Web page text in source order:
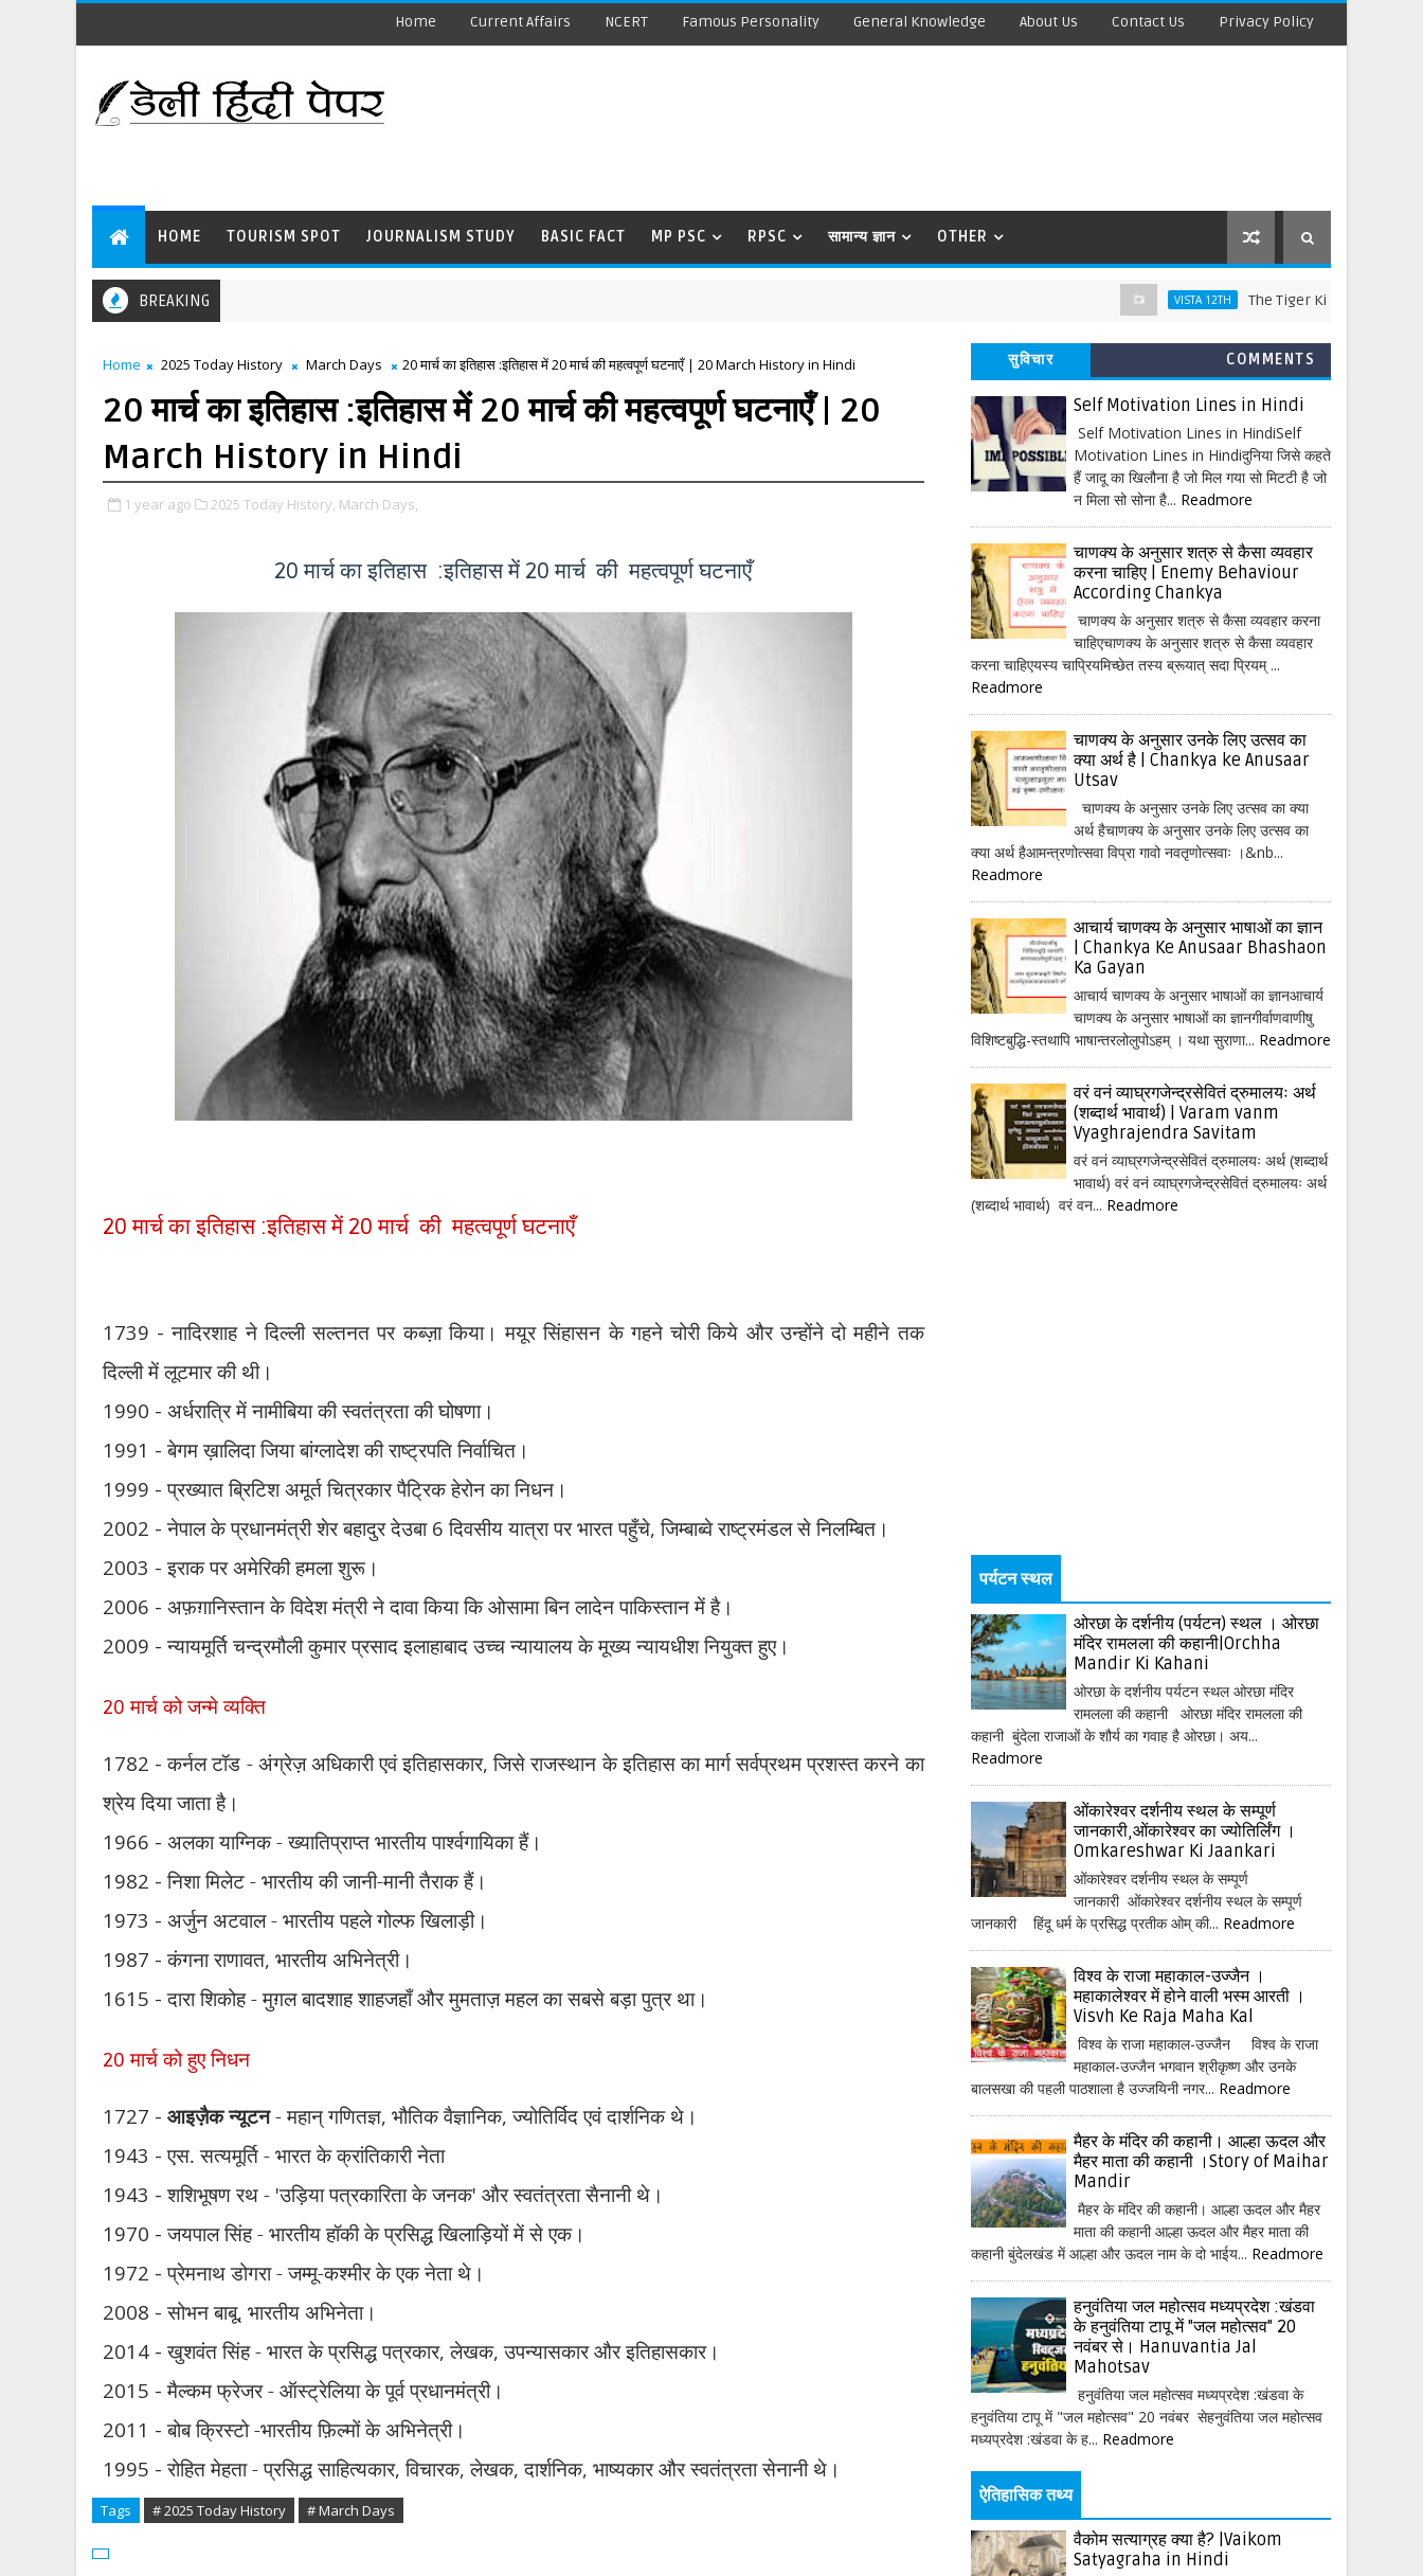
Home Current Affairs NCERT Famous Personality General Knowledge About Us Contact Us Privacy Policy
HOME TOURISM SPOT JOURNALISM STUDY BASIC FACT MP PSC RPSC सामान्य ज्ञान OTHER
BREAKING VISTA 12TH The Tiger King Words Meaning
Home 2025 Today History March Days 20 मार्च का इतिहास :इतिहास में 20 मार्च की महत्वपूर्ण घटनाएँ | 20 March History in Hindi
20 मार्च का इतिहास :इतिहास में 20 मार्च की महत्वपूर्ण घटनाएँ | 20
March History in Hindi
1 year ago 2025 Today History, March Days,
20 मार्च का इतिहास :इतिहास में 20 मार्च की महत्वपूर्ण घटनाएँ
20 मार्च का इतिहास :इतिहास में 20 मार्च की महत्वपूर्ण घटनाएँ
1739 -नादिरशाह ने दिल्ली सल्तनत पर कब्ज़ा किया। मयूर सिंहासन के गहने चोरी किये और उन्होंने दो महीने तक
दिल्ली में लूटमार की थी।
1990 - अर्धरात्रि में नामीबिया की स्वतंत्रता की घोषणा।
1991 -बेगम ख़ालिदा जिया बांग्लादेश की राष्ट्रपति निर्वाचित।
1999 -प्रख्यात ब्रिटिश अमूर्त चित्रकार पैट्रिक हेरोन का निधन।
2002 -नेपाल के प्रधानमंत्री शेर बहादुर देउबा 6 दिवसीय यात्रा पर भारत पहुँचे,जिम्बाब्वे राष्ट्रमंडल से निलम्बित।
2003 -इराक पर अमेरिकी हमला शुरू।
2006 - अफ़ग़ानिस्तान के विदेश मंत्री ने दावा किया कि ओसामा बिन लादेन पाकिस्तान में है।
2009 -न्यायमूर्ति चन्द्रमौली कुमार प्रसाद इलाहाबाद उच्च न्यायालय के मूख्य न्यायधीश नियुक्त हुए।
20 मार्च को जन्मे व्यक्ति
1782 -कर्नल टॉड - अंग्रेज़ अधिकारी एवं इतिहासकार,जिसे राजस्थान के इतिहास का मार्ग सर्वप्रथम प्रशस्त करने का
श्रेय दिया जाता है।
1966 - अलका याग्निक - ख्यातिप्राप्त भारतीय पार्श्वगायिका हैं।
1982 -निशा मिलेट - भारतीय की जानी-मानी तैराक हैं।
1973 - अर्जुन अटवाल - भारतीय पहले गोल्फ खिलाड़ी।
1987 -कंगना राणावत, भारतीय अभिनेत्री।
1615 -दारा शिकोह - मुग़ल बादशाह शाहजहाँ और मुमताज़ महल का सबसे बड़ा पुत्र था।
20 मार्च को हुए निधन
1727 - आइज़ैक न्यूटन- महान् गणितज्ञ, भौतिक वैज्ञानिक,ज्योतिर्विद एवं दार्शनिक थे।
1943 -एस. सत्यमूर्ति - भारत के क्रांतिकारी नेता
1943 -शशिभूषण रथ - 'उड़िया पत्रकारिता के जनक' और स्वतंत्रता सैनानी थे।
1970 -जयपाल सिंह - भारतीय हॉकी के प्रसिद्ध खिलाड़ियों में से एक।
1972 -प्रेमनाथ डोगरा - जम्मू-कश्मीर के एक नेता थे।
2008 -सोभन बाबू, भारतीय अभिनेता।
2014 -खुशवंत सिंह - भारत के प्रसिद्ध पत्रकार,लेखक,उपन्यासकार और इतिहासकार।
2015 -मैल्कम फ्रेजर - ऑस्ट्रेलिया के पूर्व प्रधानमंत्री।
2011 -बोब क्रिस्टो -भारतीय फ़िल्मों के अभिनेत्री।
1995 -रोहित मेहता - प्रसिद्ध साहित्यकार,विचारक,लेखक‍, दार्शनिक, भाष्यकार और स्वतंत्रता सेनानी थे।
Tags # 2025 Today History # March Days
सुविचार COMMENTS
Self Motivation Lines in Hindi
Self Motivation Lines in HindiSelf
Motivation Lines in Hindiदुनिया जिसे कहते
हैं जादू का खिलौना है जो मिल गया सो मिटटी है जो
न मिला सो सोना है... Readmore
चाणक्य के अनुसार शत्रु से कैसा व्यवहार
करना चाहिए | Enemy Behaviour
According Chankya
चाणक्य के अनुसार शत्रु से कैसा व्यवहार करना
चाहिएचाणक्य के अनुसार शत्रु से कैसा व्यवहार
करना चाहिएयस्य चाप्रियमिच्छेत तस्य ब्रूयात् सदा प्रियम् ...
Readmore
चाणक्य के अनुसार उनके लिए उत्सव का
क्या अर्थ है | Chankya ke Anusaar
Utsav
चाणक्य के अनुसार उनके लिए उत्सव का क्या
अर्थ हैचाणक्य के अनुसार उनके लिए उत्सव का
क्या अर्थ हैआमन्त्रणोत्सवा विप्रा गावो नवतृणोत्सवाः ।&nb...
Readmore
आचार्य चाणक्य के अनुसार भाषाओं का ज्ञान
| Chankya Ke Anusaar Bhashaon
Ka Gayan
आचार्य चाणक्य के अनुसार भाषाओं का ज्ञानआचार्य
चाणक्य के अनुसार भाषाओं का ज्ञानगीर्वाणवाणीषु
विशिष्टबुद्धि-स्तथापि भाषान्तरलोलुपोऽहम् । यथा सुराणा... Readmore
वरं वनं व्याघ्रगजेन्द्रसेवितं द्रुमालयः अर्थ
(शब्दार्थ भावार्थ) | Varam vanm
Vyaghrajendra Savitam
वरं वनं व्याघ्रगजेन्द्रसेवितं द्रुमालयः अर्थ (शब्दार्थ
भावार्थ) वरं वनं व्याघ्रगजेन्द्रसेवितं द्रुमालयः अर्थ
(शब्दार्थ भावार्थ) वरं वन... Readmore
पर्यटन स्थल
ओरछा के दर्शनीय (पर्यटन) स्थल । ओरछा
मंदिर रामलला की कहानी|Orchha
Mandir Ki Kahani
ओरछा के दर्शनीय पर्यटन स्थल ओरछा मंदिर
रामलला की कहानी ओरछा मंदिर रामलला की
कहानी बुंदेला राजाओं के शौर्य का गवाह है ओरछा। अय...
Readmore
ओंकारेश्वर दर्शनीय स्थल के सम्पूर्ण
जानकारी,ओंकारेश्वर का ज्योतिर्लिंग ।
Omkareshwar Ki Jaankari
ओंकारेश्वर दर्शनीय स्थल के सम्पूर्ण
जानकारी ओंकारेश्वर दर्शनीय स्थल के सम्पूर्ण
जानकारी हिंदू धर्म के प्रसिद्ध प्रतीक ओम् की... Readmore
विश्व के राजा महाकाल-उज्जैन ।
महाकालेश्वर में होने वाली भस्म आरती ।
Visvh Ke Raja Maha Kal
विश्व के राजा महाकाल-उज्जैन विश्व के राजा
महाकाल-उज्जैन भगवान श्रीकृष्ण और उनके
बालसखा की पहली पाठशाला है उज्जयिनी नगर... Readmore
मैहर के मंदिर की कहानी। आल्हा ऊदल और
मैहर माता की कहानी ।Story of Maihar
Mandir
मैहर के मंदिर की कहानी। आल्हा ऊदल और मैहर
माता की कहानी आल्हा ऊदल और मैहर माता की
कहानी बुंदेलखंड में आल्हा और ऊदल नाम के दो भाईय... Readmore
हनुवंतिया जल महोत्सव मध्यप्रदेश :खंडवा
के हनुवंतिया टापू में "जल महोत्सव" 20
नवंबर से। Hanuvantia Jal
Mahotsav
हनुवंतिया जल महोत्सव मध्यप्रदेश :खंडवा के
हनुवंतिया टापू में "जल महोत्सव" 20 नवंबर सेहनुवंतिया जल महोत्सव
मध्यप्रदेश :खंडवा के ह... Readmore
ऐतिहासिक तथ्य
वैकोम सत्याग्रह क्या है? |Vaikom
Satyagraha in Hindi